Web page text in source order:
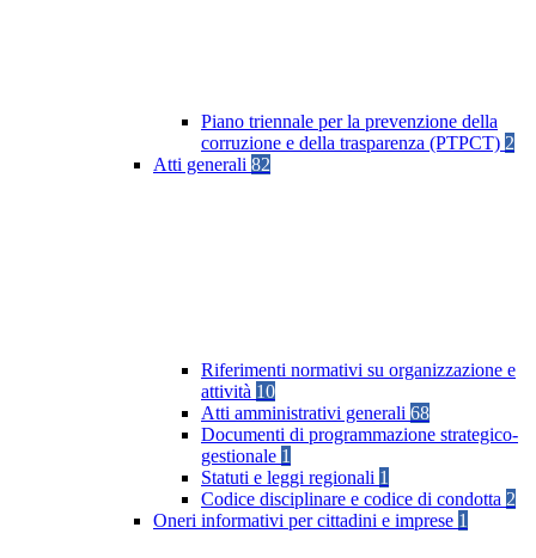
Piano triennale per la prevenzione della
corruzione e della trasparenza (PTPCT) 2
Atti generali 82
Riferimenti normativi su organizzazione e
attività 10
Atti amministrativi generali 68
Documenti di programmazione strategico-
gestionale 1
Statuti e leggi regionali 1
Codice disciplinare e codice di condotta 2
Oneri informativi per cittadini e imprese 1